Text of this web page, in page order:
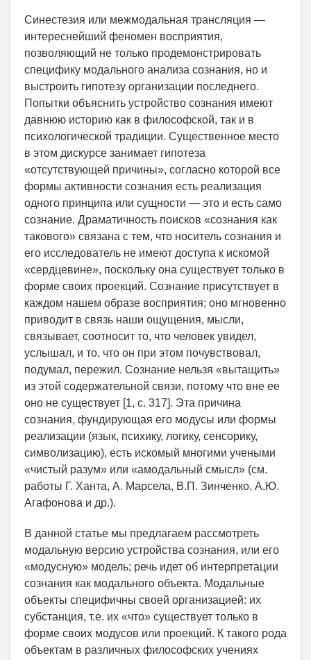
Синестезия или межмодальная трансляция —
интереснейший феномен восприятия,
позволяющий не только продемонстрировать
специфику модального анализа сознания, но и
выстроить гипотезу организации последнего.
Попытки объяснить устройство сознания имеют
давнюю историю как в философской, так и в
психологической традиции. Существенное место
в этом дискурсе занимает гипотеза
«отсутствующей причины», согласно которой все
формы активности сознания есть реализация
одного принципа или сущности — это и есть само
сознание. Драматичность поисков «сознания как
такового» связана с тем, что носитель сознания и
его исследователь не имеют доступа к искомой
«сердцевине», поскольку она существует только в
форме своих проекций. Сознание присутствует в
каждом нашем образе восприятия; оно мгновенно
приводит в связь наши ощущения, мысли,
связывает, соотносит то, что человек увидел,
услышал, и то, что он при этом почувствовал,
подумал, пережил. Сознание нельзя «вытащить»
из этой содержательной связи, потому что вне ее
оно не существует [1, с. 317]. Эта причина
сознания, фундирующая его модусы или формы
реализации (язык, психику, логику, сенсорику,
символизацию), есть искомый многими учеными
«чистый разум» или «амодальный смысл» (см.
работы Г. Ханта, А. Марсела, В.П. Зинченко, А.Ю.
Агафонова и др.).
В данной статье мы предлагаем рассмотреть
модальную версию устройства сознания, или его
«модусную» модель; речь идет об интерпретации
сознания как модального объекта. Модальные
объекты специфичны своей организацией: их
субстанция, т.е. их «что» существует только в
форме своих модусов или проекций. К такого рода
объектам в различных философских учениях